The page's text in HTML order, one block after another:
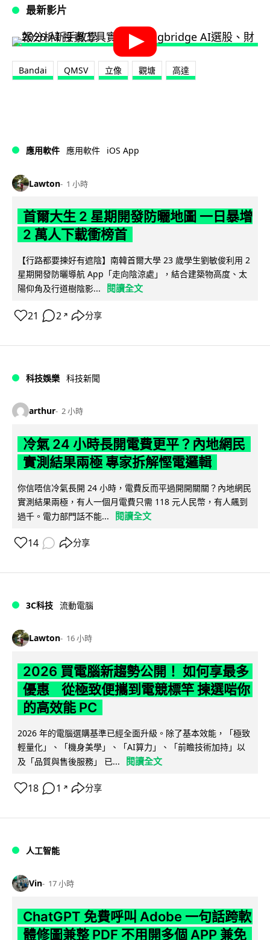
最新影片
Bandai QMSV 立像 觀塘 高達
應用軟件 應用軟件 iOS App
Lawton 1 小時
首爾大生 2 星期開發防曬地圖 一日暴增
2 萬人下載衝榜首
【行路都要揀好有遮陰】南韓首爾大學 23 歲學生劉敏俊利用 2
星期開發防曬導航 App「走向陰涼處」，結合建築物高度、太
陽仰角及行道樹陰影...
閱讀全文
21 2 ↗ 分享
科技娛樂 科技新聞
arthur 2 小時
冷氣 24 小時長開電費更平？內地網民
實測結果兩極 專家拆解慳電邏輯
你信唔信冷氣長開 24 小時，電費反而平過開開關關？內地網民
實測結果兩極，有人一個月電費只需 118 元人民幣，有人飆到
過千。電力部門話不能...
閱讀全文
14 分享
3C科技 流動電腦
Lawton 16 小時
2026 買電腦新趨勢公開！ 如何享最多
優惠 從極致便攜到電競標竿 揀選啱你
的高效能 PC
2026 年的電腦選購基準已經全面升級。除了基本效能，「極致
輕量化」、「機身美學」、「AI算力」、「前瞻技術加持」以
及「品質與售後服務」 已...
閱讀全文
18 1 ↗ 分享
人工智能
Vin 17 小時
ChatGPT 免費呼叫 Adobe 一句話跨軟
體修圖兼整 PDF 不用開多個 APP 兼免